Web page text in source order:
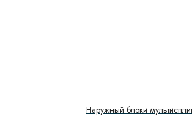
Наружный блоки